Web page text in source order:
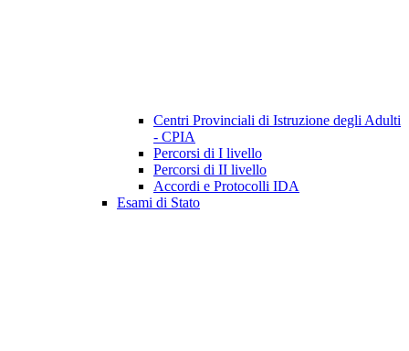
Centri Provinciali di Istruzione degli Adulti
- CPIA
Percorsi di I livello
Percorsi di II livello
Accordi e Protocolli IDA
Esami di Stato